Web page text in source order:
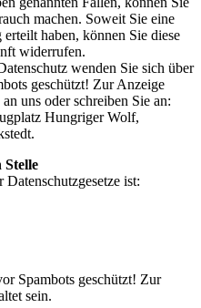
machen. Soweit Sie eine
haben, können Sie diese
widerrufen.
wenden Sie sich über
geschützt! Zur Anzeige
an uns oder schreiben Sie an:
Hungriger Wolf,
ist:
Spambots geschützt! Zur
sein.